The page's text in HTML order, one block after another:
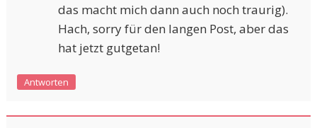
das macht mich dann auch noch traurig).
Hach, sorry für den langen Post, aber das
hat jetzt gutgetan!
Antworten